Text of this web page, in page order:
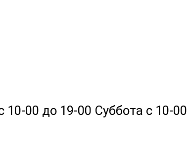
00 до 19-00 Суббота с 10-